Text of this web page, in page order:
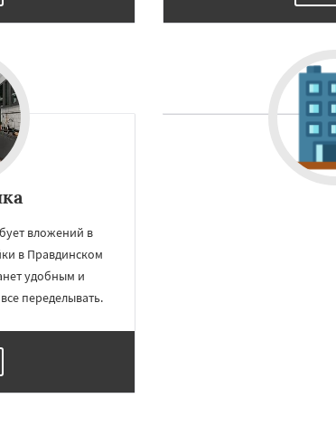
Шаховская
вложений в
в Правдинском
удобным и
переделывать.